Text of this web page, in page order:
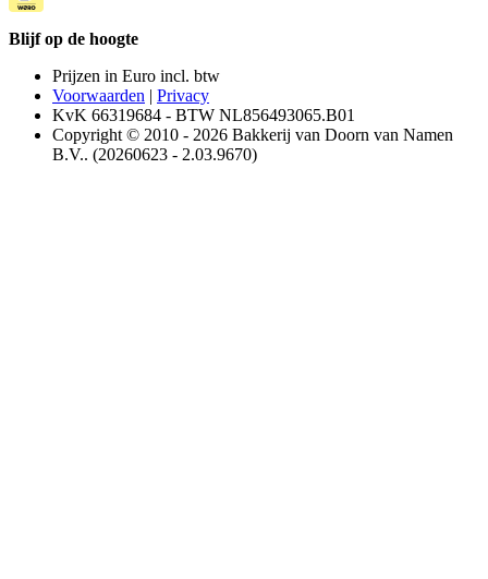
Blijf op de hoogte
Prijzen in Euro incl. btw
Voorwaarden | Privacy
KvK 66319684 - BTW NL856493065.B01
Copyright © 2010 - 2026 Bakkerij van Doorn van Namen
B.V.. (20260623 - 2.03.9670)